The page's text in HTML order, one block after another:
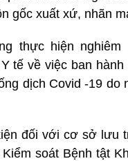
gốc xuất xứ, nhãn
thực hiện
tế về việc ban
dịch Covid -19
đối với cơ sở lưu
soát Bệnh tật